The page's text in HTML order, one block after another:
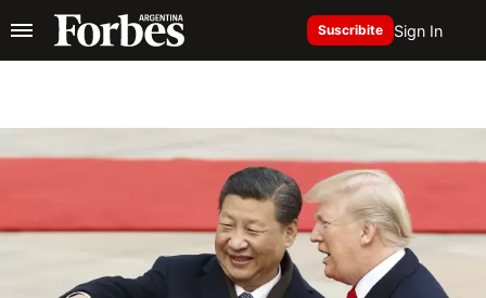
Suscribite Sign In